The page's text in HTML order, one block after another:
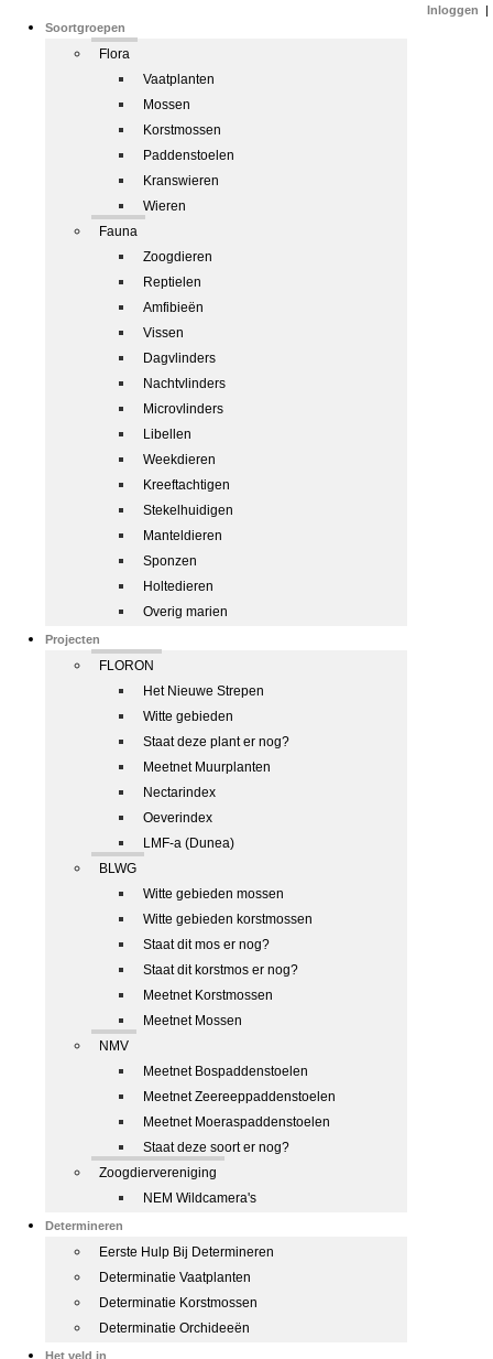
Soortgroepen
Flora
Vaatplanten
Mossen
Korstmossen
Paddenstoelen
Kranswieren
Wieren
Fauna
Zoogdieren
Reptielen
Amfibieën
Vissen
Dagvlinders
Nachtvlinders
Microvlinders
Libellen
Weekdieren
Kreeftachtigen
Stekelhuidigen
Manteldieren
Sponzen
Holtedieren
Overig marien
Projecten
FLORON
Het Nieuwe Strepen
Witte gebieden
Staat deze plant er nog?
Meetnet Muurplanten
Nectarindex
Oeverindex
LMF-a (Dunea)
BLWG
Witte gebieden mossen
Witte gebieden korstmossen
Staat dit mos er nog?
Staat dit korstmos er nog?
Meetnet Korstmossen
Meetnet Mossen
NMV
Meetnet Bospaddenstoelen
Meetnet Zeereeppaddenstoelen
Meetnet Moeraspaddenstoelen
Staat deze soort er nog?
Zoogdiervereniging
NEM Wildcamera's
Determineren
Eerste Hulp Bij Determineren
Determinatie Vaatplanten
Determinatie Korstmossen
Determinatie Orchideeën
Het veld in
Inloggen |